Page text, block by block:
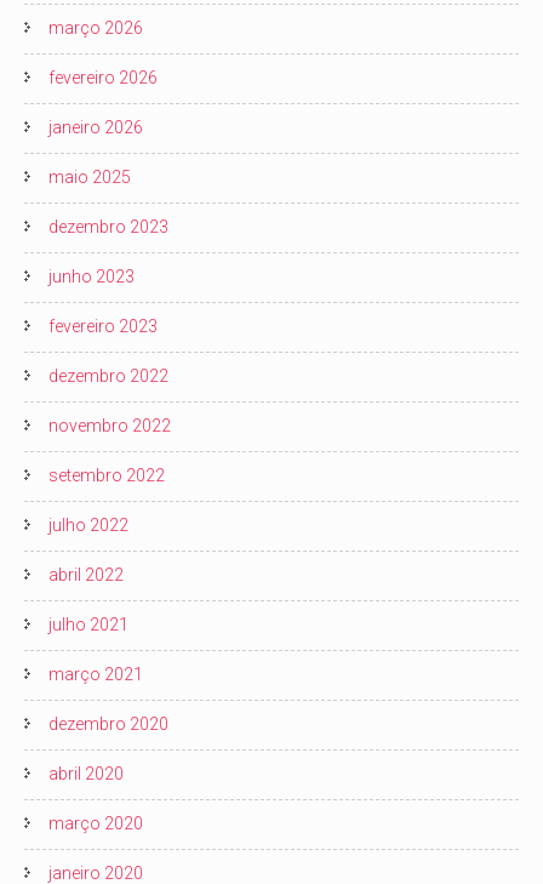
março 2026
fevereiro 2026
janeiro 2026
maio 2025
dezembro 2023
junho 2023
fevereiro 2023
dezembro 2022
novembro 2022
setembro 2022
julho 2022
abril 2022
julho 2021
março 2021
dezembro 2020
abril 2020
março 2020
janeiro 2020